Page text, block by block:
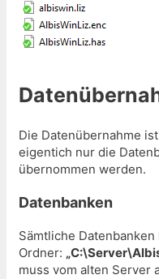
Die Datenübernahme
eigentich nur die
übernommen werden.
Datenbanken
Sämtliche
Ordner: „
muss vom alten Server